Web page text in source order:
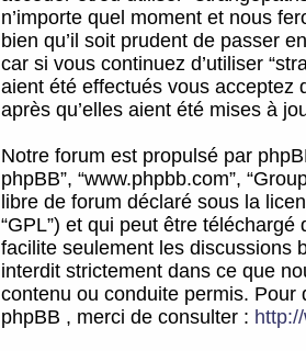
n’importe quel moment et nous
bien qu’il soit prudent de passer
car si vous continuez d’utiliser
aient été effectués vous acceptez
après qu’elles aient été mises à
Notre forum est propulsé par
phpBB”, “www.phpbb.com”,
libre de forum déclaré sous la
“GPL”) et qui peut être téléchargé
facilite seulement les discussions
interdit strictement dans ce que
contenu ou conduite permis.
phpBB , merci de consulter :